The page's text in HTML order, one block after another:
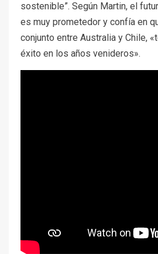
sostenible”. Según Martin, el
es muy prometedor y confía en
conjunto entre Australia y Chile,
éxito en los años venideros».